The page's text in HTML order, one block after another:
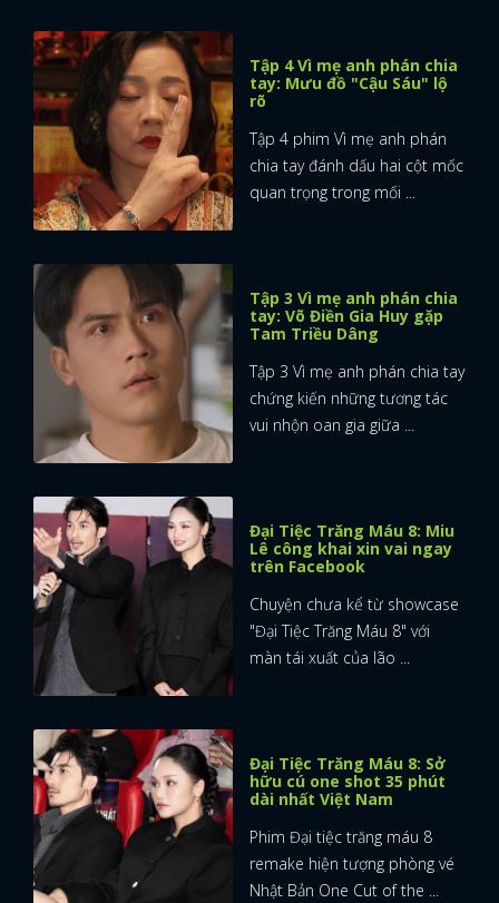
Tập 4 Vì mẹ anh phán chia
tay: Mưu đồ "Cậu Sáu" lộ
rõ
Tập 4 phim Vì mẹ anh phán
chia tay đánh dấu hai cột mốc
quan trọng trong mối ...
Tập 3 Vì mẹ anh phán chia
tay: Võ Điền Gia Huy gặp
Tam Triều Dâng
Tập 3 Vì mẹ anh phán chia tay
chứng kiến những tương tác
vui nhộn oan gia giữa ...
Đại Tiệc Trăng Máu 8: Miu
Lê công khai xin vai ngay
trên Facebook
Chuyện chưa kể từ showcase
"Đại Tiệc Trăng Máu 8" với
màn tái xuất của lão ...
Đại Tiệc Trăng Máu 8: Sở
hữu cú one shot 35 phút
dài nhất Việt Nam
Phim Đại tiệc trăng máu 8
remake hiện tượng phòng vé
Nhật Bản One Cut of the ...